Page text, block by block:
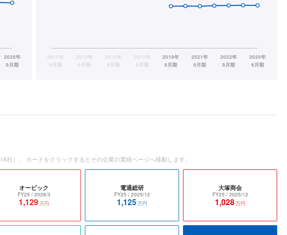
16社）。 カードをクリックするとその企業の業績ページへ移動します。
オービック
FY25 / 2026/3
1,129万円
電通総研
FY25 / 2025/12
1,125万円
大塚商会
FY25 / 2025/12
1,028万円